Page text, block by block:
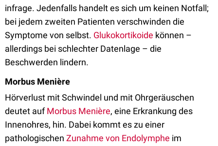
infrage. Jedenfalls handelt es sich um keinen Notfall;
bei jedem zweiten Patienten verschwinden die
Symptome von selbst. Glukokortikoide können –
allerdings bei schlechter Datenlage – die
Beschwerden lindern.
Morbus Menière
Hörverlust mit Schwindel und mit Ohrgeräuschen
deutet aufMorbus Menière, eine Erkrankung des
Innenohres, hin. Dabei kommt es zu einer
pathologischen Zunahme von Endolymphe im